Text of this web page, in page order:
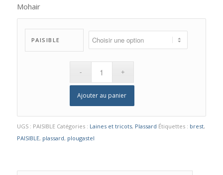
Mohair
PAISIBLE
Ajouter au panier
UGS : PAISIBLE Catégories : Laines et tricots, Plassard Étiquettes : brest,
PAISIBLE, plassard, plougastel